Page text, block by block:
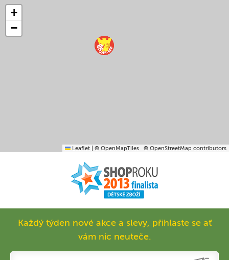
+
−
Leaflet © OpenMapTiles © OpenStreetMap contributors
Každý týden nové akce a slevy, přihlaste se ať
vám nic neuteče.